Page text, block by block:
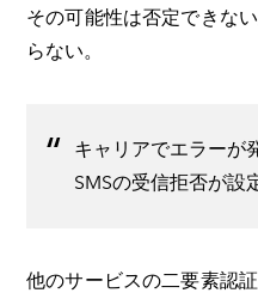
その可能性は否定できな
らない。
キャリアでエラーが
​SMSの受信拒否が設
他のサービスの二要素認